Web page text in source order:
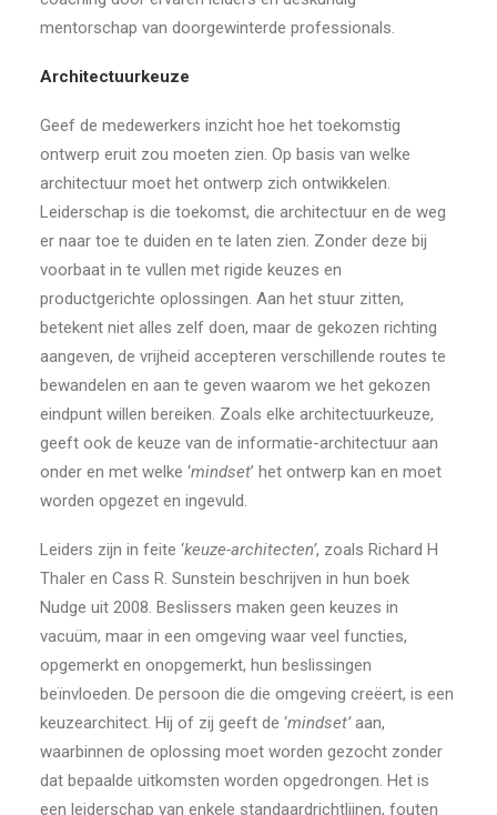
mentorschap van doorgewinterde professionals.
Architectuurkeuze
Geef de medewerkers inzicht hoe het toekomstig
ontwerp eruit zou moeten zien. Op basis van welke
architectuur moet het ontwerp zich ontwikkelen.
Leiderschap is die toekomst, die architectuur en de weg
er naar toe te duiden en te laten zien. Zonder deze bij
voorbaat in te vullen met rigide keuzes en
productgerichte oplossingen. Aan het stuur zitten,
betekent niet alles zelf doen, maar de gekozen richting
aangeven, de vrijheid accepteren verschillende routes te
bewandelen en aan te geven waarom we het gekozen
eindpunt willen bereiken. Zoals elke architectuurkeuze,
geeft ook de keuze van de informatie-architectuur aan
onder en met welke ‘mindset’ het ontwerp kan en moet
worden opgezet en ingevuld.
Leiders zijn in feite ‘keuze-architecten’, zoals Richard H
Thaler en Cass R. Sunstein beschrijven in hun boek
Nudge uit 2008. Beslissers maken geen keuzes in
vacuüm, maar in een omgeving waar veel functies,
opgemerkt en onopgemerkt, hun beslissingen
beïnvloeden. De persoon die die omgeving creëert, is een
keuzearchitect. Hij of zij geeft de ‘mindset’aan,
waarbinnen de oplossing moet worden gezocht zonder
dat bepaalde uitkomsten worden opgedrongen. Het is
een leiderschap van enkele standaardrichtlijnen, fouten